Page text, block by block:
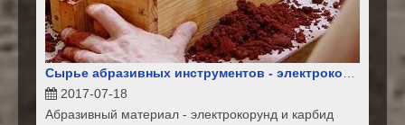
Сырье абразивных инструментов - электрокорунд.карбид кремния
2017-07-18
Абразивный материал - электрокорунд и карбид